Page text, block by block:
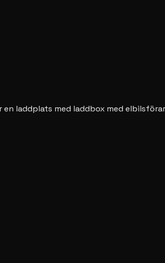
laddplats med laddbox med